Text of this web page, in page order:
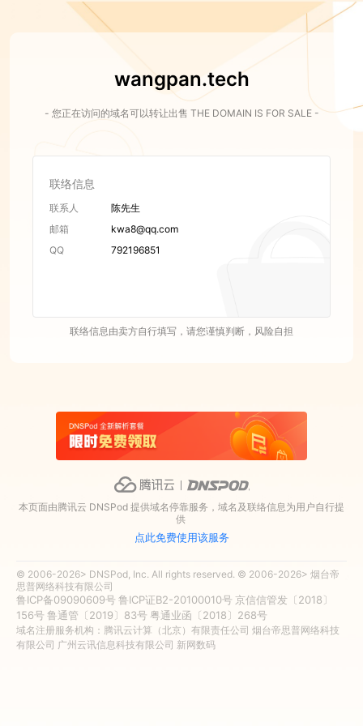
wangpan.tech
- 您正在访问的域名可以转让出售 THE DOMAIN IS FOR SALE -
联络信息
联系人
陈先生
邮箱
kwa8@qq.com
QQ
792196851
联络信息由卖方自行填写，请您谨慎判断，风险自担
本页面由腾讯云 DNSPod 提供域名停靠服务，域名及联络信息为用户自行提
供
点此免费使用该服务
© 2006-2026> DNSPod, Inc. All rights reserved. © 2006-2026> 烟台帝
思普网络科技有限公司
鲁ICP备09090609号 鲁ICP证B2-20100010号 京信信管发〔2018〕
156号 鲁通管〔2019〕83号 粤通业函〔2018〕268号
域名注册服务机构：腾讯云计算（北京）有限责任公司 烟台帝思普网络科技
有限公司 广州云讯信息科技有限公司 新网数码